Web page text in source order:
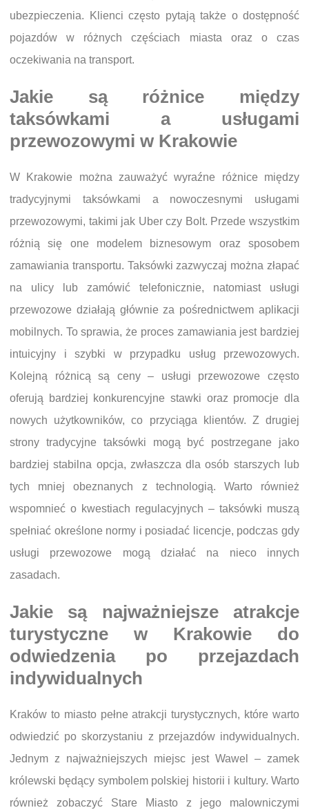
ubezpieczenia. Klienci często pytają także o dostępność
pojazdów w różnych częściach miasta oraz o czas
oczekiwania na transport.
Jakie są różnice między
taksówkami a usługami
przewozowymi w Krakowie
W Krakowie można zauważyć wyraźne różnice między
tradycyjnymi taksówkami a nowoczesnymi usługami
przewozowymi, takimi jak Uber czy Bolt. Przede wszystkim
różnią się one modelem biznesowym oraz sposobem
zamawiania transportu. Taksówki zazwyczaj można złapać
na ulicy lub zamówić telefonicznie, natomiast usługi
przewozowe działają głównie za pośrednictwem aplikacji
mobilnych. To sprawia, że proces zamawiania jest bardziej
intuicyjny i szybki w przypadku usług przewozowych.
Kolejną różnicą są ceny – usługi przewozowe często
oferują bardziej konkurencyjne stawki oraz promocje dla
nowych użytkowników, co przyciąga klientów. Z drugiej
strony tradycyjne taksówki mogą być postrzegane jako
bardziej stabilna opcja, zwłaszcza dla osób starszych lub
tych mniej obeznanych z technologią. Warto również
wspomnieć o kwestiach regulacyjnych – taksówki muszą
spełniać określone normy i posiadać licencje, podczas gdy
usługi przewozowe mogą działać na nieco innych
zasadach.
Jakie są najważniejsze atrakcje
turystyczne w Krakowie do
odwiedzenia po przejazdach
indywidualnych
Kraków to miasto pełne atrakcji turystycznych, które warto
odwiedzić po skorzystaniu z przejazdów indywidualnych.
Jednym z najważniejszych miejsc jest Wawel – zamek
królewski będący symbolem polskiej historii i kultury. Warto
również zobaczyć Stare Miasto z jego malowniczymi